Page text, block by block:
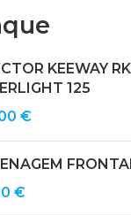
KEEWAY
125
€
€